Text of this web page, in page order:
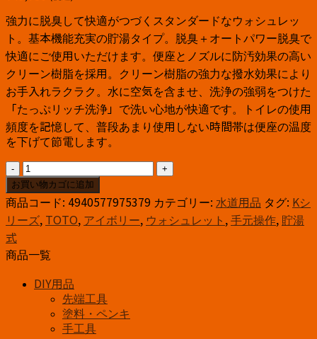
強力に脱臭して快適がつづくスタンダードなウォシュレッ
ト。基本機能充実の貯湯タイプ。脱臭＋オートパワー脱臭で
快適にご使用いただけます。便座とノズルに防汚効果の高い
クリーン樹脂を採用。クリーン樹脂の強力な撥水効果により
お手入れラクラク。水に空気を含ませ、洗浄の強弱をつけた
「たっぷリッチ洗浄」で洗い心地が快適です。トイレの使用
頻度を記憶して、普段あまり使用しない時間帯は便座の温度
を下げて節電します。
TOTO
ウ
ォ
ュ
ッ
お買い物カゴに追加
商品コード: 4940577975379 カテゴリー: 水道用品 タグ: Kシ
リーズ, TOTO, アイボリー, ウォシュレット , 手元操作, 貯湯
式
商品一覧
DIY用品
先端工具
塗料・ペンキ
手工具